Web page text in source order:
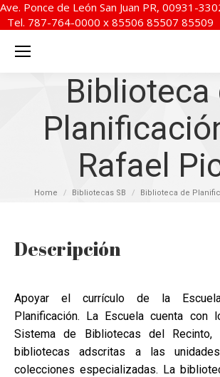
Ave. Ponce de León San Juan PR, 00931-
Tel. 787-764-0000 x 85506 85507 85509
Biblioteca
Rafael
You are here:
Home Bibliotecas SB Biblioteca de
Descripción
Apoyar el currículo de la
Planificación. La Escuela cuenta con
Sistema de Bibliotecas del
bibliotecas adscritas a las
colecciones especializadas. La